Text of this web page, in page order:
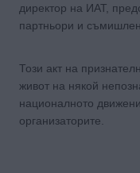
директор на ИАТ,
партньори и
Този акт на
живот на някой
националното
организаторите.